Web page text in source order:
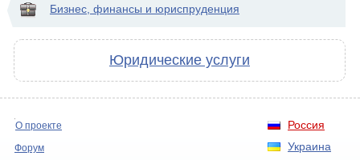
Бизнес, финансы и юриспруденция
Юридические услуги
Россия
Украина
О проекте
Форум